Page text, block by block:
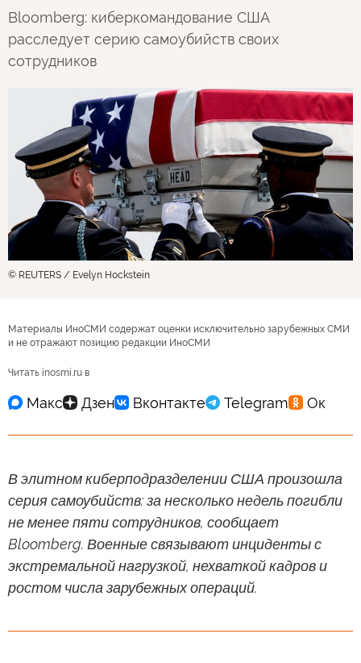
Bloomberg: киберкомандование США
расследует серию самоубийств своих
сотрудников
© REUTERS / Evelyn Hockstein
Материалы ИноСМИ содержат оценки исключительно зарубежных СМИ
и не отражают позицию редакции ИноСМИ
Читать inosmi.ru в
В элитном киберподразделении США произошла
серия самоубийств: за несколько недель погибли
не менее пяти сотрудников, сообщает
Bloomberg. Военные связывают инциденты с
экстремальной нагрузкой, нехваткой кадров и
ростом числа зарубежных операций.